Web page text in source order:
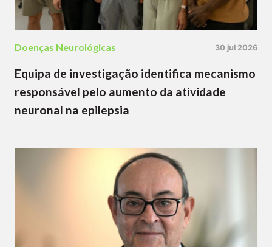
Doenças Neurológicas 30 jul 2026
Equipa de investigação identifica mecanismo
responsável pelo aumento da atividade
neuronal na epilepsia